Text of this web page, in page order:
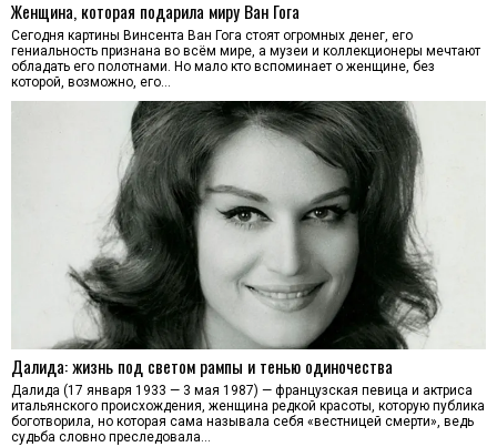
Женщина, которая подарила миру Ван Гога
Сегодня картины Винсента Ван Гога стоят огромных денег, его
гениальность признана во всём мире, а музеи и коллекционеры мечтают
обладать его полотнами. Но мало кто вспоминает о женщине, без
которой, возможно, его…
Далида: жизнь под светом рампы и тенью одиночества
Далида (17 января 1933 — 3 мая 1987) — французская певица и актриса
итальянского происхождения, женщина редкой красоты, которую публика
боготворила, но которая сама называла себя «вестницей смерти», ведь
судьба словно преследовала…